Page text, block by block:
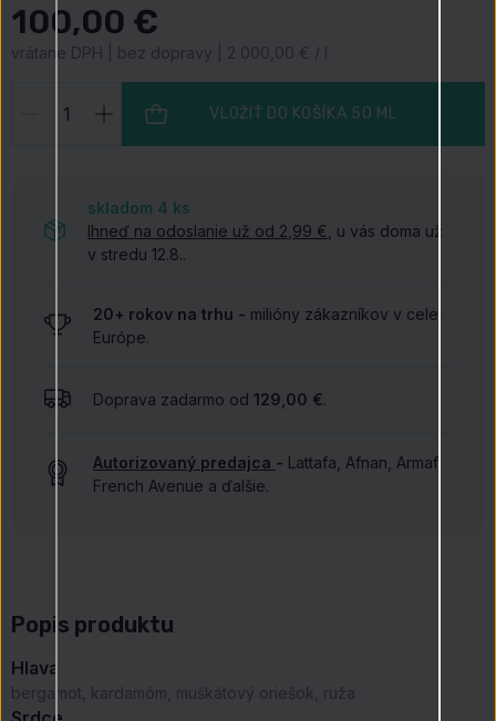
100,00 €
vrátane DPH | bez dopravy | 2 000,00 € / l
VLOŽIŤ DO KOŠÍKA 50 ML
skladom 4 ks
Ihneď na odoslanie už od 2,99 €
, u vás doma už
v stredu 12.8..
20+ rokov na trhu - milióny zákazníkov v celej
Európe.
Doprava zadarmo od 129,00 €.
Autorizovaný predajca - Lattafa, Afnan, Armaf,
French Avenue a ďalšie.
Popis produktu
Hlava
bergamot, kardamóm, muškátový oriešok, ruža